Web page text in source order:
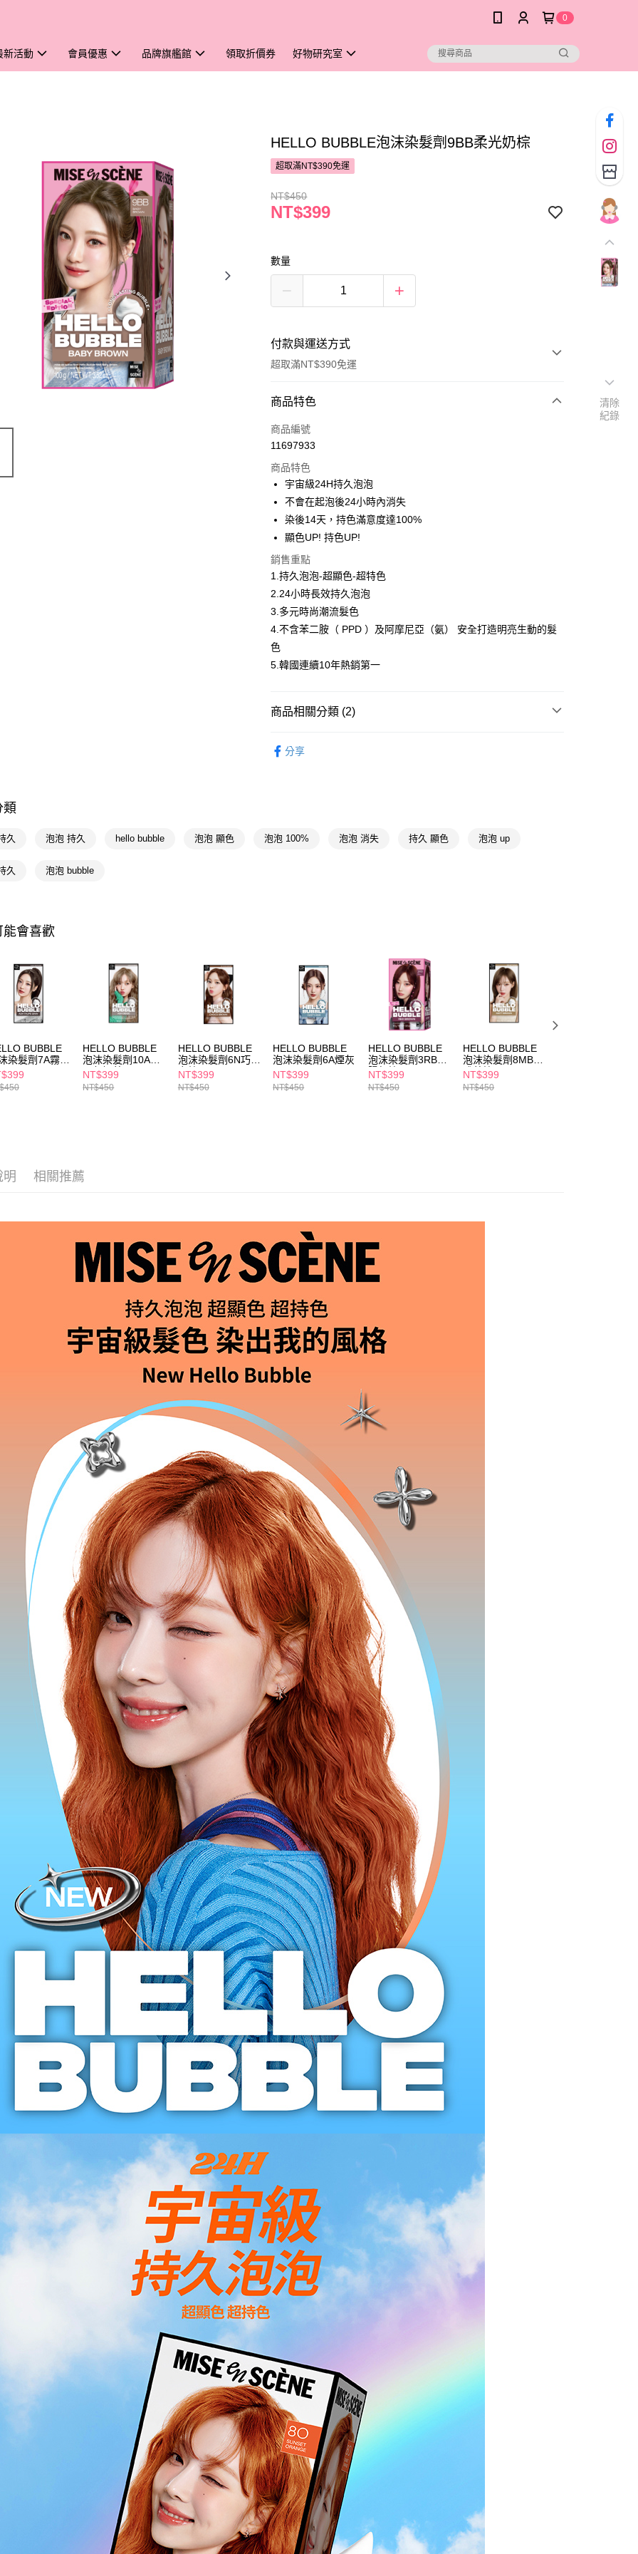
0
新活動 會員優惠 品牌旗艦館 領取折價券 好物研究室
HELLO BUBBLE泡沫染髮劑9BB柔光奶棕
超取滿NT$390免運
NT$450
NT$399
數量
付款與運送方式
超取滿NT$390免運
付款方式
POYA支付
超商取貨付款
LINE Pay
Apple Pay
街口支付
Google Pay
AFTEE先享後付
相關說明
【關於「AFTEE先享後付」】
１．簡單：不需註冊會員、不需綁卡、不需儲值。
２．便利：只要手機號碼，簡訊認證，即可結帳。
【「AFTEE先享後付」結帳流程】
※ 請注意：結帳手續完成當下不需立刻繳費，但若您需要取消訂單，請聯
求債權轉讓予恩沛科技股份有限公司。
２．關於個人資料處理事宜，請瀏覽以下網址：
https://aftee.tw/terms/#terms3
３．未成年的使用者請事先徵得法定代理人或監護人之同意方可使用
「AFTEE先享後付」，若未經同意申辦者引起之損失，本公司不負相關責
即時審查核予不同之上限額度；若仍有額度不足之情形，本公司將視審查
結果請求用戶進行身份認證。
５．嚴禁一人註冊多個帳號或使用他人資訊註冊。若發現惡意使用之情
形，恩沛科技股份有限公司將有權停止該用戶之使用額度並採取法律行
全家取貨付款
萊爾富取貨付款
付款後7-11取貨
每筆NT$65，滿NT$490(含以上)免運費
宅配(本島)
每筆NT$100，滿NT$790(含以上)免運費
付款後寶雅門市自取(由倉庫統一出貨)
每筆NT$80，滿NT$290(含以上)免運費
商品特色
商品編號
11697933
商品特色
宇宙級24H持久泡泡
不會在起泡後24小時內消失
染後14天，持色滿意度達100%
顯色UP! 持色UP!
銷售重點
1.持久泡泡-超顯色-超特色
2.24小時長效持久泡泡
3.多元時尚潮流髮色
4.不含苯二胺（ PPD ）及阿摩尼亞（氨） 安全打造明亮生動的髮
色
5.韓國連續10年熱銷第一
商品相關分類 (2)
分享
類
久 泡泡 持久 hello bubble 泡泡 顯色 泡泡 100% 泡泡 消失 持久 顯色 泡泡 up
久 泡泡 bubble
能會喜歡
BUBBLE
染髮劑7A霧灰
HELLO BUBBLE
泡沫染髮劑10AB
霧灰奶茶
NT$399
NT$450
HELLO BUBBLE
泡沫染髮劑6N巧克
力棕
NT$399
NT$450
HELLO BUBBLE
泡沫染髮劑6A煙灰
NT$399
NT$450
HELLO BUBBLE
泡沫染髮劑3RB暖
陽紅棕
NT$399
NT$450
HELLO BUBBLE
泡沫染髮劑8MB優
雅茶棕
NT$399
NT$450
明 相關推薦
清除
紀錄